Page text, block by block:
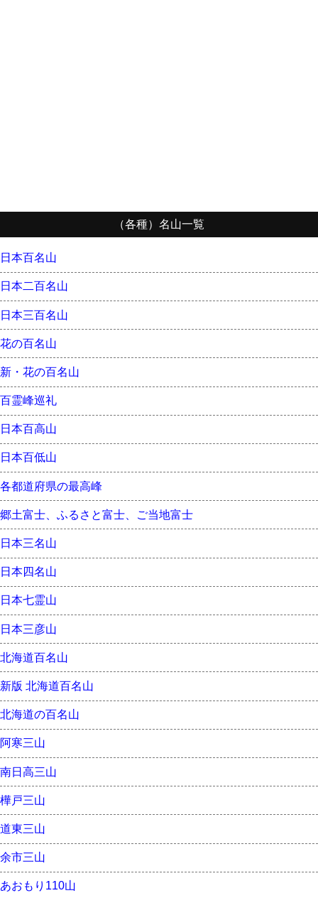
（各種）名山一覧
日本百名山
日本二百名山
日本三百名山
花の百名山
新・花の百名山
百霊峰巡礼
日本百高山
日本百低山
各都道府県の最高峰
郷土富士、ふるさと富士、ご当地富士
日本三名山
日本四名山
日本七霊山
日本三彦山
北海道百名山
新版 北海道百名山
北海道の百名山
阿寒三山
南日高三山
樺戸三山
道東三山
余市三山
あおもり110山